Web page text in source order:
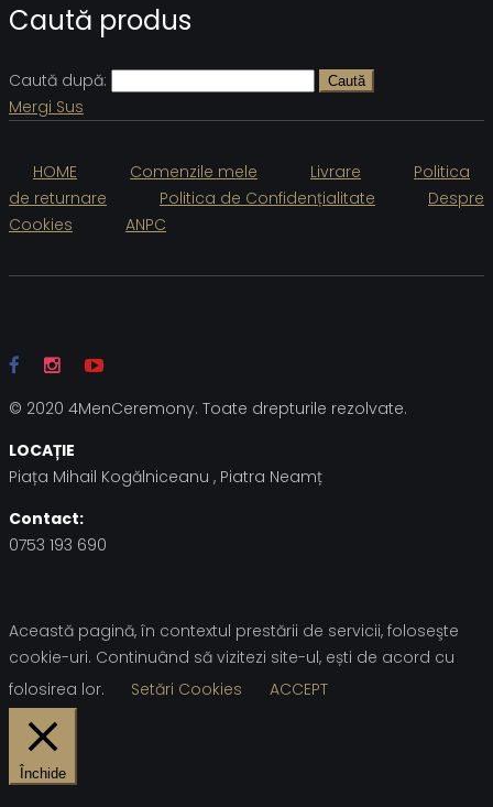
Caută produs
Caută după: Caută
Mergi Sus
HOME Comenzile mele Livrare
Politica
de returnare
Politica de Confidențialitate
Despre
Cookies
ANPC
© 2020 4MenCeremony. Toate drepturile rezolvate.
LOCAȚIE
Piața Mihail Kogălniceanu , Piatra Neamț
Contact:
0753 193 690
Această pagină, în contextul prestării de servicii, foloseşte
cookie-uri. Continuând să vizitezi site-ul, ești de acord cu
folosirea lor.
Setări Cookies ACCEPT
Închide